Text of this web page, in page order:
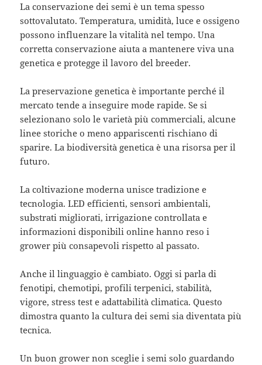
La conservazione dei semi è un tema spesso
sottovalutato. Temperatura, umidità, luce e ossigeno
possono influenzare la vitalità nel tempo. Una
corretta conservazione aiuta a mantenere viva una
genetica e protegge il lavoro del breeder.
La preservazione genetica è importante perché il
mercato tende a inseguire mode rapide. Se si
selezionano solo le varietà più commerciali, alcune
linee storiche o meno appariscenti rischiano di
sparire. La biodiversità genetica è una risorsa per il
futuro.
La coltivazione moderna unisce tradizione e
tecnologia. LED efficienti, sensori ambientali,
substrati migliorati, irrigazione controllata e
informazioni disponibili online hanno reso i
grower più consapevoli rispetto al passato.
Anche il linguaggio è cambiato. Oggi si parla di
fenotipi, chemotipi, profili terpenici, stabilità,
vigore, stress test e adattabilità climatica. Questo
dimostra quanto la cultura dei semi sia diventata più
tecnica.
Un buon grower non sceglie i semi solo guardando